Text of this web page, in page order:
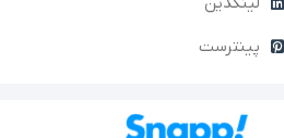
پینترست